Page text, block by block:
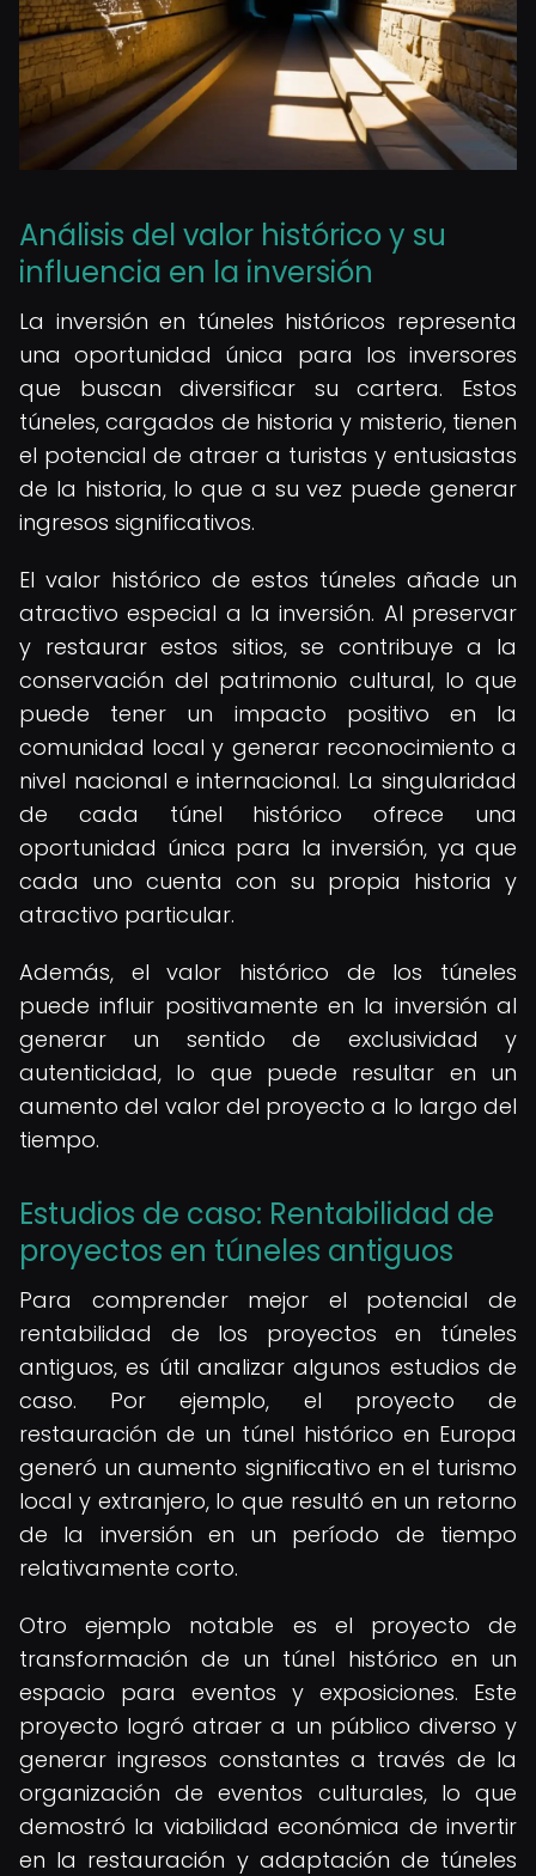
Análisis del valor histórico y su
influencia en la inversión
La inversión en túneles históricos representa
una oportunidad única para los inversores
que buscan diversificar su cartera. Estos
túneles, cargados de historia y misterio, tienen
el potencial de atraer a turistas y entusiastas
de la historia, lo que a su vez puede generar
ingresos significativos.
El valor histórico de estos túneles añade un
atractivo especial a la inversión. Al preservar
y restaurar estos sitios, se contribuye a la
conservación del patrimonio cultural, lo que
puede tener un impacto positivo en la
comunidad local y generar reconocimiento a
nivel nacional e internacional. La singularidad
de cada túnel histórico ofrece una
oportunidad única para la inversión, ya que
cada uno cuenta con su propia historia y
atractivo particular.
Además, el valor histórico de los túneles
puede influir positivamente en la inversión al
generar un sentido de exclusividad y
autenticidad, lo que puede resultar en un
aumento del valor del proyecto a lo largo del
tiempo.
Estudios de caso: Rentabilidad de
proyectos en túneles antiguos
Para comprender mejor el potencial de
rentabilidad de los proyectos en túneles
antiguos, es útil analizar algunos estudios de
caso. Por ejemplo, el proyecto de
restauración de un túnel histórico en Europa
generó un aumento significativo en el turismo
local y extranjero, lo que resultó en un retorno
de la inversión en un período de tiempo
relativamente corto.
Otro ejemplo notable es el proyecto de
transformación de un túnel histórico en un
espacio para eventos y exposiciones. Este
proyecto logró atraer a un público diverso y
generar ingresos constantes a través de la
organización de eventos culturales, lo que
demostró la viabilidad económica de invertir
en la restauración y adaptación de túneles